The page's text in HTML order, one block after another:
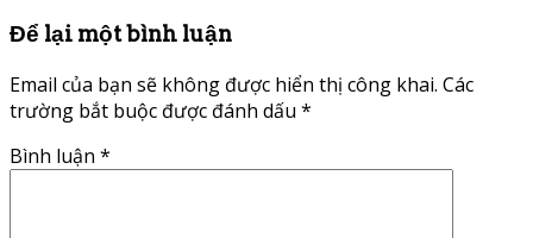
Để lại một bình luận
Email của bạn sẽ không được hiển thị công khai. Các
trường bắt buộc được đánh dấu *
Bình luận *